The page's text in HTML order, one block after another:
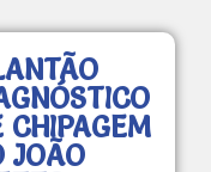
CHIPAGEM
JOÃO